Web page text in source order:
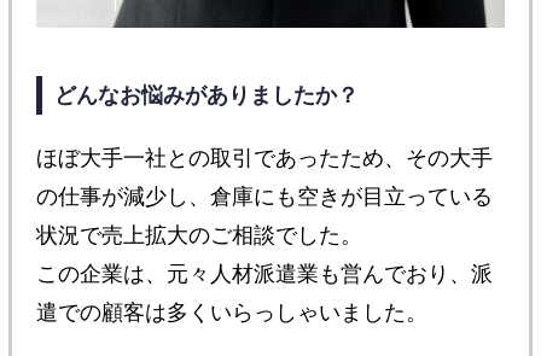
どんなお悩みがありましたか？
ほぼ大手一社との取引であったため、その大手
の仕事が減少し、倉庫にも空きが目立っている
状況で売上拡大のご相談でした。
この企業は、元々人材派遣業も営んでおり、派
遣での顧客は多くいらっしゃいました。